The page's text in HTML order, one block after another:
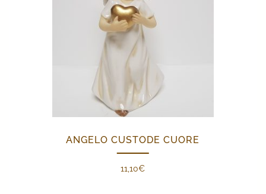
ANGELO CUSTODE CUORE
11,10€